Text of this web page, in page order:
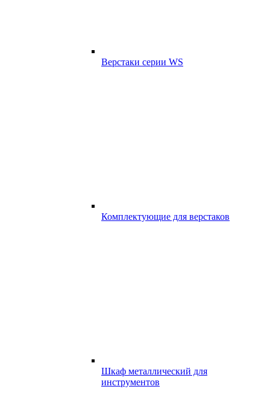
Верстаки серии WS
Комплектующие для верстаков
Шкаф металлический для
инструментов